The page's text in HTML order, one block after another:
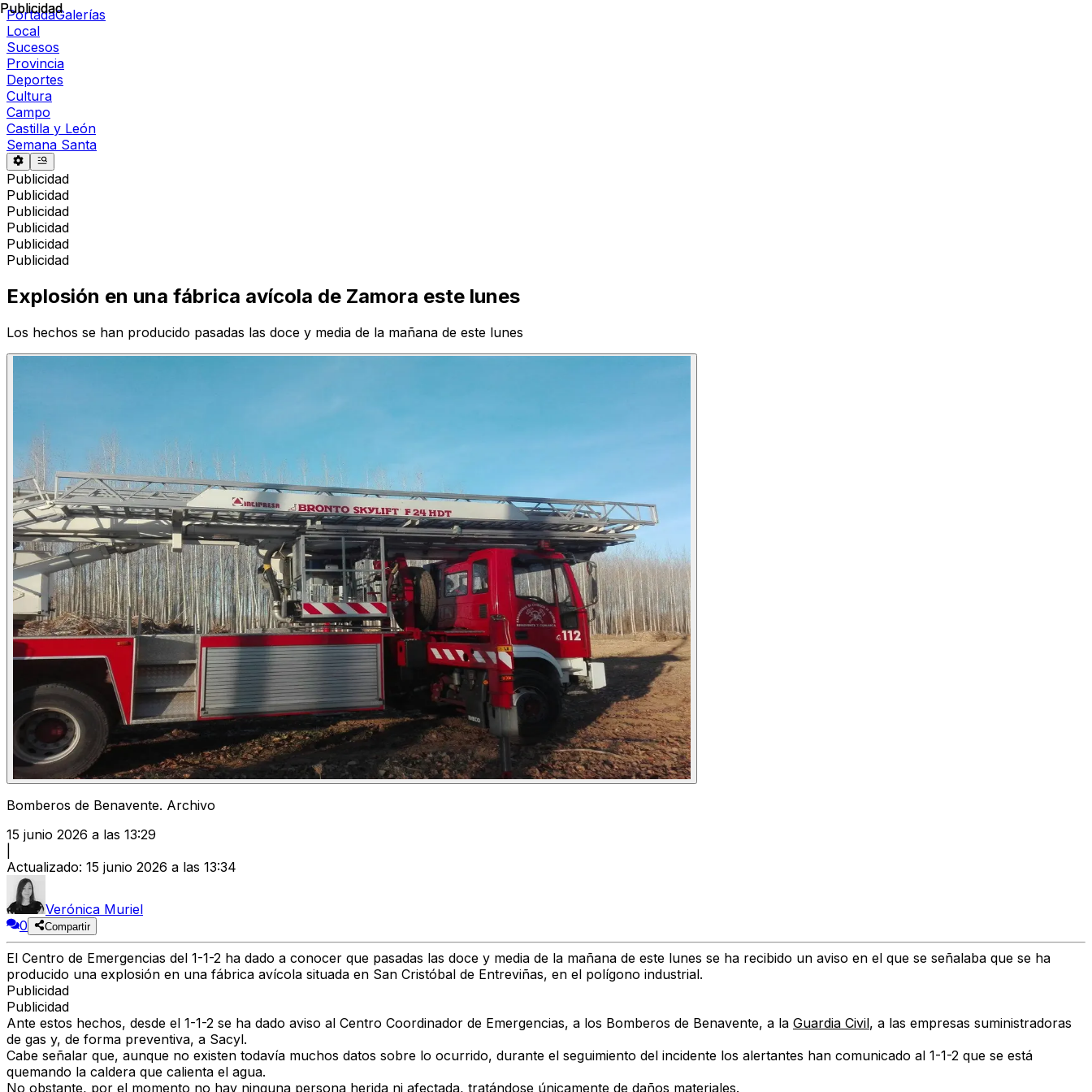
PortadaGalerías
Local
Sucesos
Provincia
Deportes
Cultura
Campo
Castilla y León
Semana Santa
Publicidad
Publicidad
Publicidad
Publicidad
Publicidad
Publicidad
Publicidad
Explosión en una fábrica avícola de Zamora este lunes
Los hechos se han producido pasadas las doce y media de la mañana de este lunes
Bomberos de Benavente. Archivo
15 junio 2026 a las 13:29
Actualizado: 15 junio 2026 a las 13:34
Verónica Muriel
0
Compartir
El Centro de Emergencias del 1-1-2 ha dado a conocer que pasadas las doce y media de la mañana de este lunes se ha recibido un aviso en el que se señalaba que se ha
producido una explosión en una fábrica avícola situada en San Cristóbal de Entreviñas, en el polígono industrial.
Publicidad
Publicidad
Ante estos hechos, desde el 1-1-2 se ha dado aviso al Centro Coordinador de Emergencias, a los Bomberos de Benavente, a la Guardia Civil, a las empresas suministradoras
de gas y, de forma preventiva, a Sacyl.
Cabe señalar que, aunque no existen todavía muchos datos sobre lo ocurrido, durante el seguimiento del incidente los alertantes han comunicado al 1-1-2 que se está
quemando la caldera que calienta el agua.
No obstante, por el momento no hay ninguna persona herida ni afectada, tratándose únicamente de daños materiales.
Publicidad